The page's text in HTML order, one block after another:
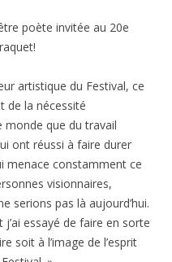
poète invitée au 20e
artistique du Festival, ce
de la nécessité
monde que du travail
ont réussi à faire durer
menace constamment ce
visionnaires,
serions pas là aujourd’hui.
essayé de faire en sorte
soit à l’image de l’esprit